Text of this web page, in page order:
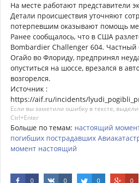
На месте работают представители
Детали происшествия уточняют
потерпевшим оказывают помощь
Ранее сообщалось, что в США
Bombardier Challenger 604. Частный
Огайо во Флориду, предпринял
опуститься на шоссе, врезался в
возгорелся.
Источник :
https://aif.ru/incidents/
Если вы заметили ошибку в тексте,
Ctrl+Enter
Больше по темам: настоящий
погибших пострадавших
момент настоящий
0 0 0 0